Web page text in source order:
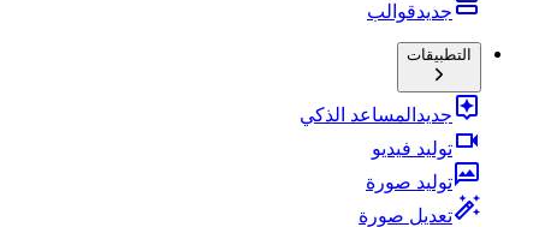
جديدقوالب
التطبيقات
جديد المساعد الذكي
توليد فيديو
توليد صورة
تعديل صورة